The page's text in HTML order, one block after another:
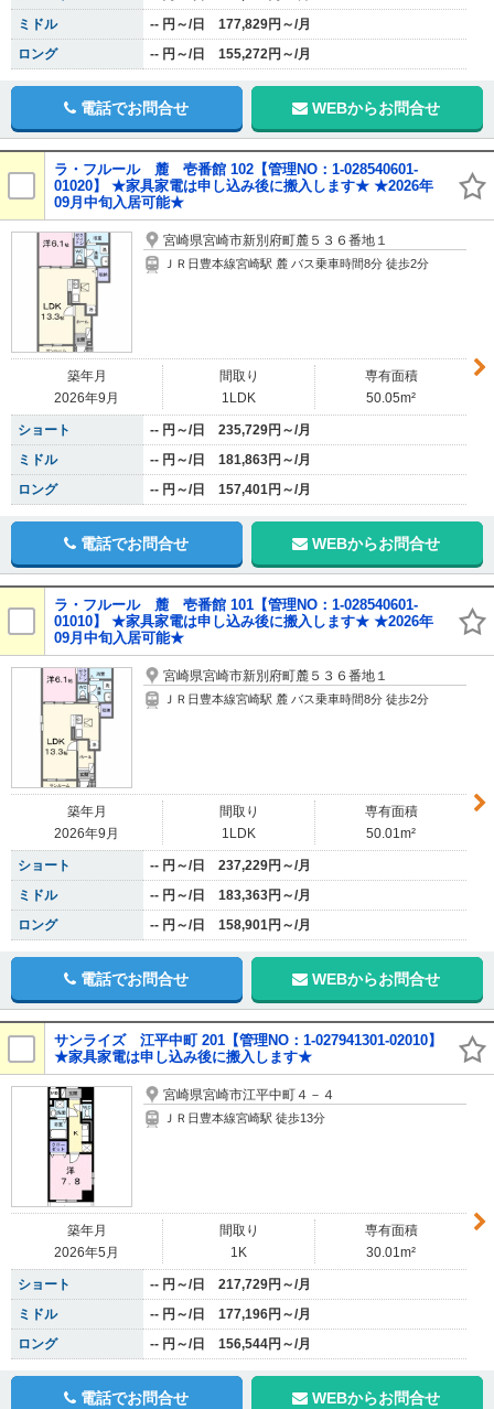
ミドル
-- 円～/日 177,829円～/月
ロング
-- 円～/日 155,272円～/月
電話でお問合せ WEBからお問合せ
ラ・フルール 麓 壱番館 102【管理NO：1-028540601-
01020】 ★家具家電は申し込み後に搬入します★ ★2026年
09月中旬入居可能★
宮崎県宮崎市新別府町麓５３６番地１
ＪＲ日豊本線宮崎駅 麓 バス乗車時間8分 徒歩2分
築年月
2026年9月
間取り
1LDK
専有面積
50.05m²
ショート
-- 円～/日 235,729円～/月
ミドル
-- 円～/日 181,863円～/月
ロング
-- 円～/日 157,401円～/月
電話でお問合せ WEBからお問合せ
ラ・フルール 麓 壱番館 101【管理NO：1-028540601-
01010】 ★家具家電は申し込み後に搬入します★ ★2026年
09月中旬入居可能★
宮崎県宮崎市新別府町麓５３６番地１
ＪＲ日豊本線宮崎駅 麓 バス乗車時間8分 徒歩2分
築年月
2026年9月
間取り
1LDK
専有面積
50.01m²
ショート
-- 円～/日 237,229円～/月
ミドル
-- 円～/日 183,363円～/月
ロング
-- 円～/日 158,901円～/月
電話でお問合せ WEBからお問合せ
サンライズ 江平中町 201【管理NO：1-027941301-02010】
★家具家電は申し込み後に搬入します★
宮崎県宮崎市江平中町４－４
ＪＲ日豊本線宮崎駅 徒歩13分
築年月
2026年5月
間取り
1K
専有面積
30.01m²
ショート
-- 円～/日 217,729円～/月
ミドル
-- 円～/日 177,196円～/月
ロング
-- 円～/日 156,544円～/月
電話でお問合せ WEBからお問合せ